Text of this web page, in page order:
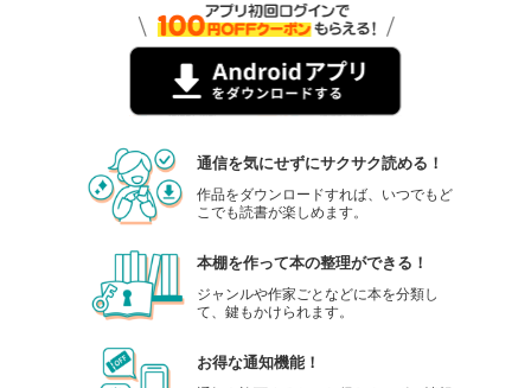
通信を気にせずにサクサク読める！
作品をダウンロードすれば、いつでもど
こでも読書が楽しめます。
本棚を作って本の整理ができる！
ジャンルや作家ごとなどに本を分類し
て、鍵もかけられます。
お得な通知機能！